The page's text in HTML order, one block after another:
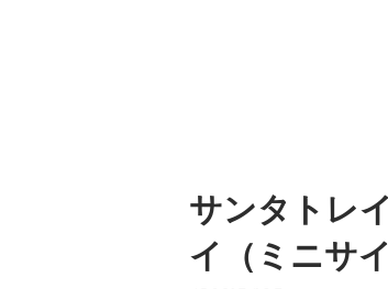
サンタトレ
イ（ミニサ